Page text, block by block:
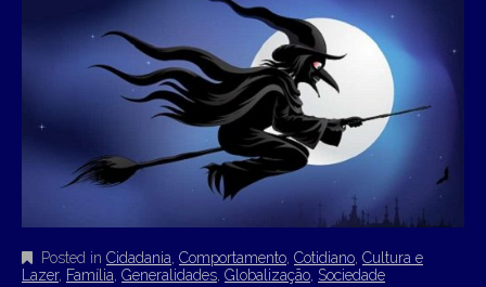
Posted in Cidadania Comportamento Cotidiano Cultura e
Lazer, Família Generalidades Globalização Sociedade